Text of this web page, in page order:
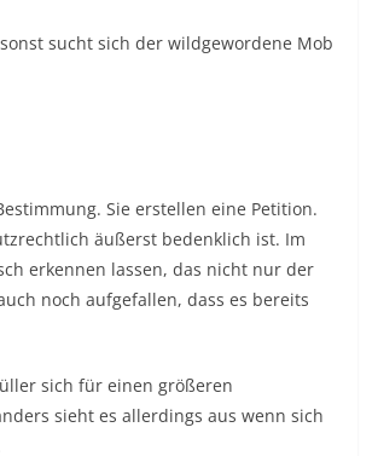
sucht sich der wildgewordene Mob
Sie erstellen eine Petition.
äußerst bedenklich ist. Im
erkennen lassen, das nicht nur der
noch aufgefallen, dass es bereits
sich für einen größeren
sieht es allerdings aus wenn sich